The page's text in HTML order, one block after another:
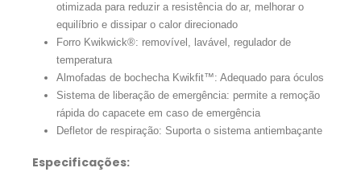
otimizada para reduzir a resistência do ar, melhorar o
equilíbrio e dissipar o calor direcionado
Forro Kwikwick®: removível, lavável, regulador de
temperatura
Almofadas de bochecha Kwikfit™: Adequado para óculos
Sistema de liberação de emergência: permite a remoção
rápida do capacete em caso de emergência
Defletor de respiração: Suporta o sistema antiembaçante
Especificações: